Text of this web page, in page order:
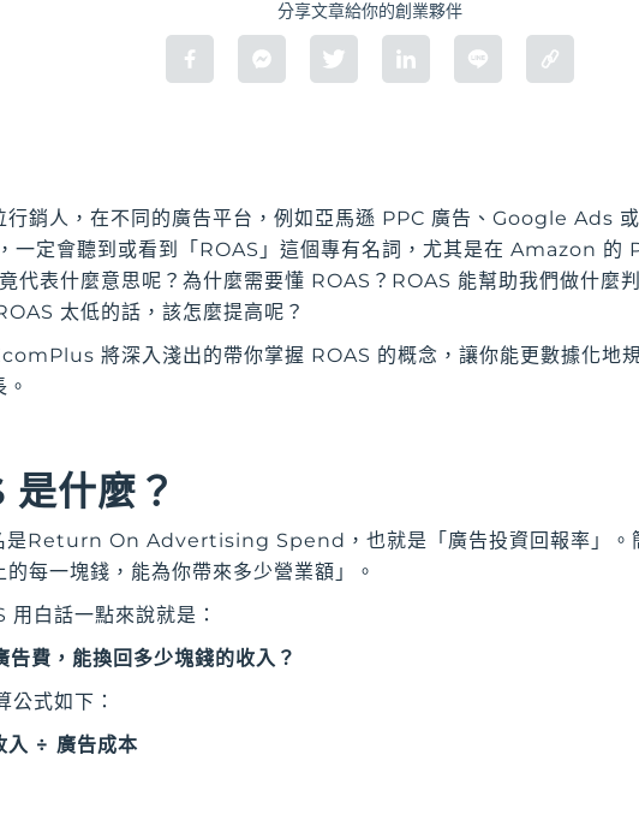
分享文章給你的創業夥伴
行銷人，在不同的廣告平台，例如亞馬遜 PPC 廣告、Google Ads
定會聽到或看到「ROAS」這個專有名詞，尤其是在 Amazon 的
代表什麼意思呢？為什麼需要懂 ROAS？ROAS 能幫助我們做什麼
太低的話，該怎麼提高呢？
將深入淺出的帶你掌握 ROAS 的概念，讓你能更數據化地
什麼？
是Return On Advertising Spend，也就是「廣告投資回報率」。
的每一塊錢，能為你帶來多少營業額」。
用白話一點來說就是：
告費，能換回多少塊錢的收入？
公式如下：
入 ÷ 廣告成本